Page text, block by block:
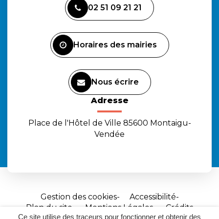
Ce site utilise des traceurs pour fonctionner et obtenir des
le
compte
le
compte
la
chaîne
02 51 09 21 21
Horaires des mairies
Nous écrire
Adresse
Place de l'Hôtel de Ville 85600 Montaigu-
Vendée
Gestion des cookies
Accessibilité
Plan du site
Mentions Légales Crédits